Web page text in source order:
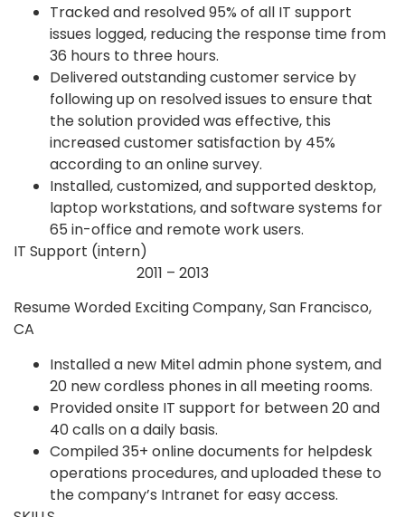
Tracked and resolved 95% of all IT support
issues logged, reducing the response time from
36 hours to three hours.
Delivered outstanding customer service by
following up on resolved issues to ensure that
the solution provided was effective, this
increased customer satisfaction by 45%
according to an online survey.
Installed, customized, and supported desktop,
laptop workstations, and software systems for
65 in-office and remote work users.
IT Support (intern)
2011 – 2013
Resume Worded Exciting Company, San Francisco,
CA
Installed a new Mitel admin phone system, and
20 new cordless phones in all meeting rooms.
Provided onsite IT support for between 20 and
40 calls on a daily basis.
Compiled 35+ online documents for helpdesk
operations procedures, and uploaded these to
the company’s Intranet for easy access.